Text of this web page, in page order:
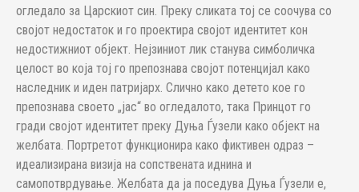
огледало за Царскиот син. Преку сликата тој се соочува со
својот недостаток и го проектира својот идентитет кон
недостижниот објект. Нејзиниот лик станува симболичка
целост во која тој го препознава својот потенцијал како
наследник и иден патријарх. Слично како детето кое го
препознава своето „јас“ во огледалото, така Принцот го
гради својот идентитет преку Дуња Ѓузели како објект на
желбата. Портретот функционира како фиктивен одраз –
идеализирана визија на сопствената иднина и
самопотврдување. Желбата да ја поседува Дуња Ѓузели е,